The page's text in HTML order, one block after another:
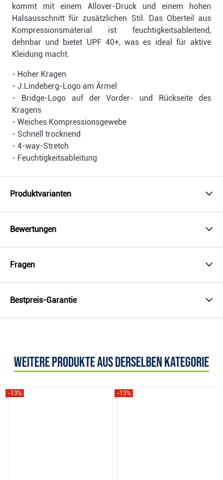
kommt mit einem Allover-Druck und einem hohen
Halsausschnitt für zusätzlichen Stil. Das Oberteil aus
Kompressionsmaterial ist feuchtigkeitsableitend,
dehnbar und bietet UPF 40+, was es ideal für aktive
Kleidung macht.
- Hoher Kragen
- J.Lindeberg-Logo am Ärmel
- Bridge-Logo auf der Vorder- und Rückseite des
Kragens
- Weiches Kompressionsgewebe
- Schnell trocknend
- 4-way-Stretch
- Feuchtigkeitsableitung
Produktvarianten
Bewertungen
Fragen
Bestpreis-Garantie
Weitere Produkte aus derselben Kategorie
-13% -13%